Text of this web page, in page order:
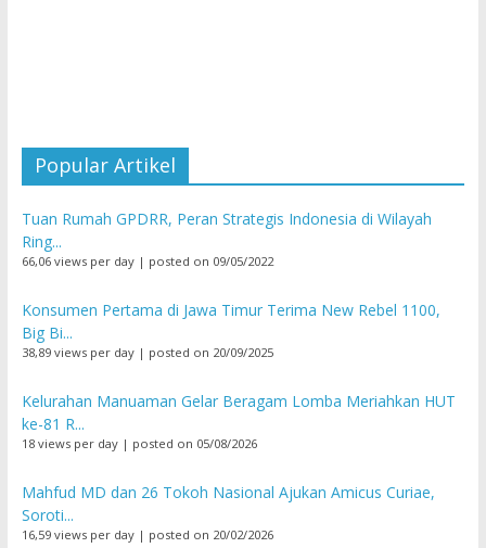
Popular Artikel
Tuan Rumah GPDRR, Peran Strategis Indonesia di Wilayah
Ring...
66,06 views per day| posted on 09/05/2022
Konsumen Pertama di Jawa Timur Terima New Rebel 1100,
Big Bi...
38,89 views per day| posted on 20/09/2025
Kelurahan Manuaman Gelar Beragam Lomba Meriahkan HUT
ke-81 R...
18 views per day| posted on 05/08/2026
Mahfud MD dan 26 Tokoh Nasional Ajukan Amicus Curiae,
Soroti...
16,59 views per day| posted on 20/02/2026